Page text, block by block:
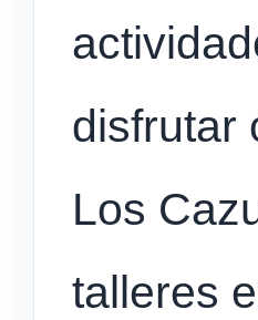
disfrutar
Los
talleres